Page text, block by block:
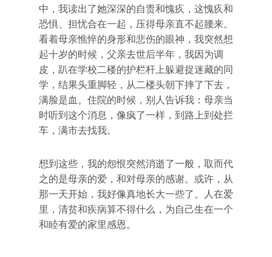
中，我读出了她深深的自责和愧疚，这愧疚和
恐惧、担忧合在一起，压得母亲直不起腰来。
看着母亲憔悴的身形和悲伤的眼神，我突然想
起十岁的时候，父亲去世后半年，我因为调
皮，趴在学校二楼的护栏杆上躲避捉迷藏的同
学，结果头重脚轻，从二楼头朝下摔了下去，
满脸是血。住院的时候，别人告诉我：母亲当
时听到这个消息，像疯了一样，到路上到处拦
车，满市去找我。
想到这些，我的怨恨突然消逝了一般，取而代
之的是母亲的爱，和对母亲的感谢。或许，从
那一天开始，我好像真地长大一些了。人在爱
里，清贫和疾病算不得什么，为自己生在一个
和睦有爱的家里感恩。